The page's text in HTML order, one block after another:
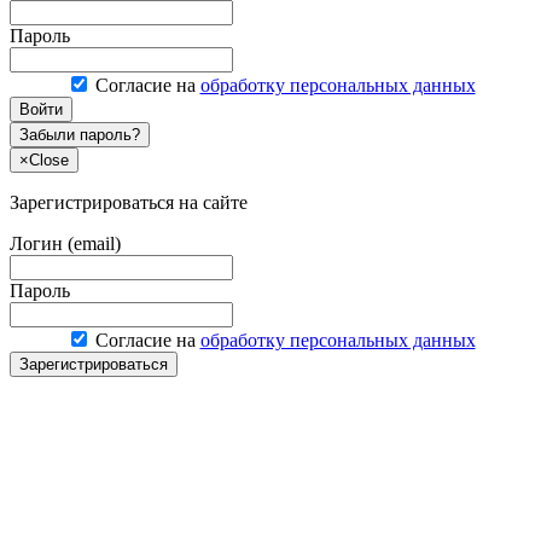
Пароль
Согласие на обработку персональных данных
Войти
Забыли пароль?
×Close
Зарегистрироваться на сайте
Логин (email)
Пароль
Согласие на обработку персональных данных
Зарегистрироваться